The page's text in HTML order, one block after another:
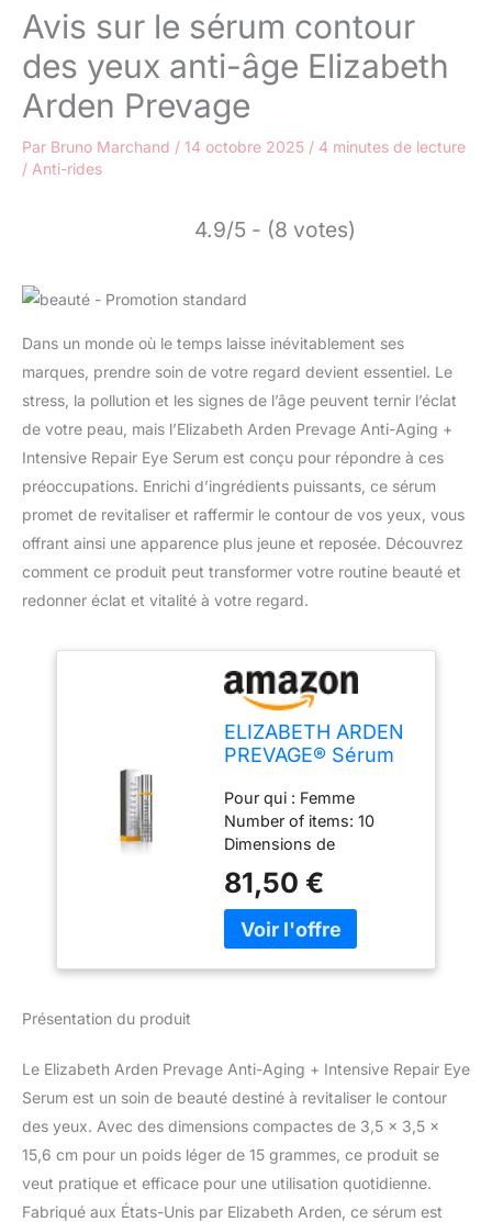
Avis sur le sérum contour
des yeux anti-âge Elizabeth
Arden Prevage
Par Bruno Marchand / 14 octobre 2025 / 4 minutes de lecture
/ Anti-rides
4.9/5 - (8 votes)
Dans un monde où le temps laisse inévitablement ses
marques, prendre soin de votre regard devient essentiel. Le
stress, la pollution et les signes de l’âge peuvent ternir l’éclat
de votre peau, mais l’Elizabeth Arden Prevage Anti-Aging +
Intensive Repair Eye Serum est conçu pour répondre à ces
préoccupations. Enrichi d’ingrédients puissants, ce sérum
promet de revitaliser et raffermir le contour de vos yeux, vous
offrant ainsi une apparence plus jeune et reposée. Découvrez
comment ce produit peut transformer votre routine beauté et
redonner éclat et vitalité à votre regard.
ELIZABETH ARDEN
PREVAGE® Sérum
Anti-Age +
Réparateur Intensif
15 ml
Pour qui : Femme
Number of items: 10
Dimensions de
14986 L x 3555 H x 3555
W (centimeters)
Ingredients:
81,50 €
Présentation du produit
Le Elizabeth Arden Prevage Anti-Aging + Intensive Repair Eye
Serum est un soin de beauté destiné à revitaliser le contour
des yeux. Avec des dimensions compactes de 3,5 x 3,5 x
15,6 cm pour un poids léger de 15 grammes, ce produit se
veut pratique et efficace pour une utilisation quotidienne.
Fabriqué aux États-Unis par Elizabeth Arden, ce sérum est